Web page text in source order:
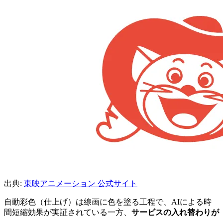
出典: 東映アニメーション 公式サイト
自動彩色（仕上げ）は線画に色を塗る工程で、AIによる時
間短縮効果が実証されている一方、 サービスの入れ替わりが